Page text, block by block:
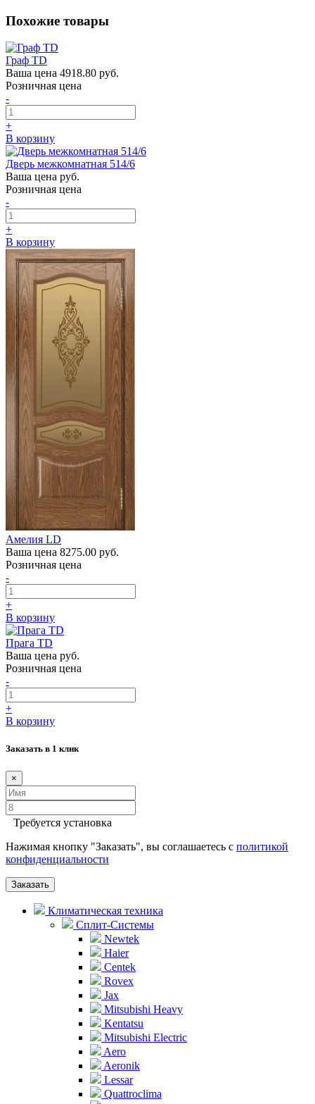
Похожие товары
Граф TD
Ваша цена 4918.80 руб.
Розничная цена
-
+
В корзину
Дверь межкомнатная 514/6
Ваша цена руб.
Розничная цена
-
+
В корзину
Амелия LD
Ваша цена 8275.00 руб.
Розничная цена
-
+
В корзину
Прага TD
Ваша цена руб.
Розничная цена
-
+
В корзину
Заказать в 1 клик
×
Требуется установка
Нажимая кнопку "Заказать", вы соглашаетесь с политикой
конфиденциальности
Заказать
Климатическая техника
Сплит-Системы
Newtek
Haier
Centek
Rovex
Jax
Mitsubishi Heavy
Kentatsu
Mitsubishi Electric
Aero
Aeronik
Lessar
Quattroclima